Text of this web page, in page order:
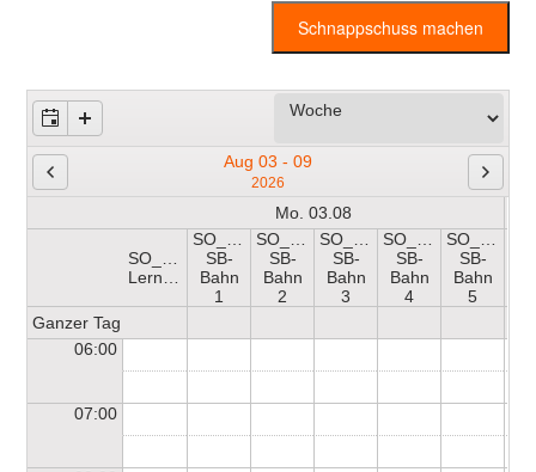
Schnappschuss machen
Aug 03 - 09
2026
Ganzer Tag
Mo. 03.08
SO_HB-
SO_HB-
SB-
Bahn
1
SO_HB-
SB-
Bahn
2
SO_HB-
SB-
Bahn
3
SO_HB-
SB-
Bahn
4
SO_HB-
SB-
Bahn
5
06:00
07:00